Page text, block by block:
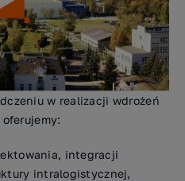
w realizacji wdrożeń
integracji
intralogistycznej,